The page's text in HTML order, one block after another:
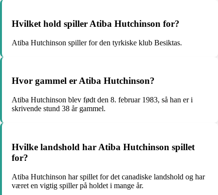
Hvilket hold spiller Atiba Hutchinson for?
Atiba Hutchinson spiller for den tyrkiske klub Besiktas.
Hvor gammel er Atiba Hutchinson?
Atiba Hutchinson blev født den 8. februar 1983, så han er i
skrivende stund 38 år gammel.
Hvilke landshold har Atiba Hutchinson spillet
for?
Atiba Hutchinson har spillet for det canadiske landshold og har
været en vigtig spiller på holdet i mange år.